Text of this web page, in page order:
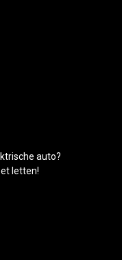
auto?
letten!